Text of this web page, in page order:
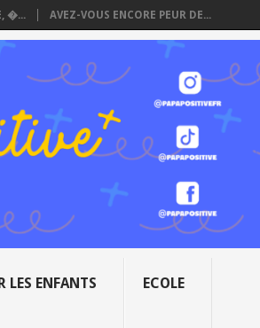
�... AVEZ-VOUS ENCORE PEUR DE...
LES ENFANTS ECOLE